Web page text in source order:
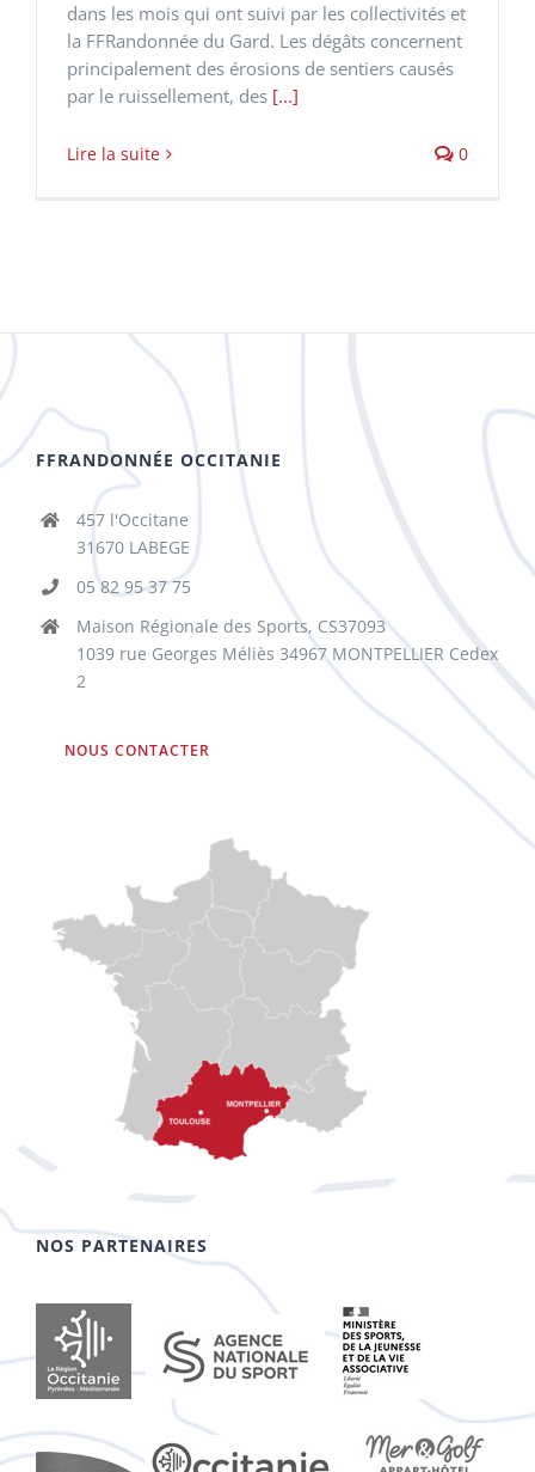
dans les mois qui ont suivi par les collectivités et
la FFRandonnée du Gard. Les dégâts concernent
principalement des érosions de sentiers causés
par le ruissellement, des [...]
Lire la suite 0
FFRANDONNÉE OCCITANIE
457 l'Occitane
31670 LABEGE
05 82 95 37 75
Maison Régionale des Sports, CS37093
1039 rue Georges Méliès 34967 MONTPELLIER Cedex
2
NOUS CONTACTER
NOS PARTENAIRES